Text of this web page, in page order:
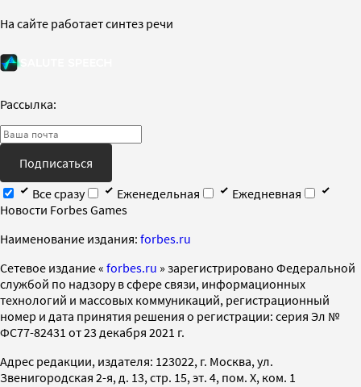
На сайте работает синтез речи
Рассылка:
Подписаться
Все сразу
Еженедельная
Ежедневная
Новости Forbes Games
Наименование издания: forbes.ru
Cетевое издание « forbes.ru » зарегистрировано Федеральной
службой по надзору в сфере связи, информационных
технологий и массовых коммуникаций, регистрационный
номер и дата принятия решения о регистрации: серия Эл №
ФС77-82431 от 23 декабря 2021 г.
Адрес редакции, издателя: 123022, г. Москва, ул.
Звенигородская 2-я, д. 13, стр. 15, эт. 4, пом. X, ком. 1